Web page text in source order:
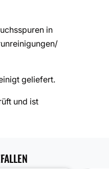
in
geliefert.
und ist